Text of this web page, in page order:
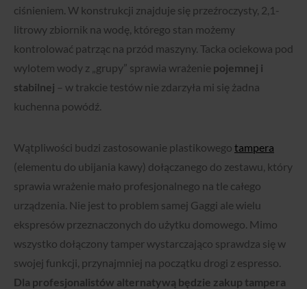
ciśnieniem. W konstrukcji znajduje się przeźroczysty, 2,1-
litrowy zbiornik na wodę, którego stan możemy
kontrolować patrząc na przód maszyny. Tacka ociekowa pod
wylotem wody z „grupy” sprawia wrażenie pojemnej i
stabilnej – w trakcie testów nie zdarzyła mi się żadna
kuchenna powódź.
Wątpliwości budzi zastosowanie plastikowego tampera
(elementu do ubijania kawy) dołączanego do zestawu, który
sprawia wrażenie mało profesjonalnego na tle całego
urządzenia. Nie jest to problem samej Gaggi ale wielu
ekspresów przeznaczonych do użytku domowego. Mimo
wszystko dołączony tamper wystarczająco sprawdza się w
swojej funkcji, przynajmniej na początku drogi z espresso.
Dla profesjonalistów alternatywą będzie zakup tampera